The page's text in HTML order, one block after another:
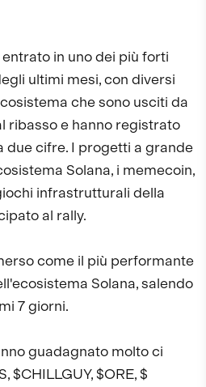
in uno dei più forti
ultimi mesi, con diversi
che sono usciti da
ribasso e hanno registrato
due cifre. I progetti a grande
Solana, i memecoin,
infrastrutturali della
al rally.
come il più performante
Solana, salendo
7 giorni.
guadagnato molto ci
$CHILLGUY, $ORE, $